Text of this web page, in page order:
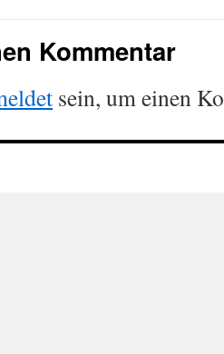
Kommentar
sein, um einen